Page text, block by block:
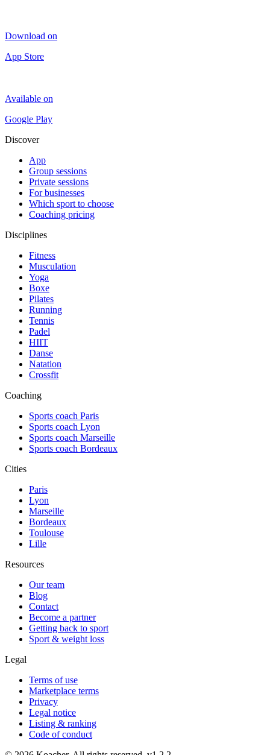
Download on
App Store
Available on
Google Play
Discover
App
Group sessions
Private sessions
For businesses
Which sport to choose
Coaching pricing
Disciplines
Fitness
Musculation
Yoga
Boxe
Pilates
Running
Tennis
Padel
HIIT
Danse
Natation
Crossfit
Coaching
Sports coach Paris
Sports coach Lyon
Sports coach Marseille
Sports coach Bordeaux
Cities
Paris
Lyon
Marseille
Bordeaux
Toulouse
Lille
Resources
Our team
Blog
Contact
Become a partner
Getting back to sport
Sport & weight loss
Legal
Terms of use
Marketplace terms
Privacy
Legal notice
Listing & ranking
Code of conduct